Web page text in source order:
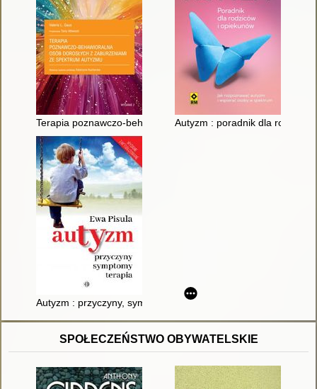
Terapia poznawczo-behawioralna osób dorosłych z
Autyzm : poradnik dla
Autyzm : przyczyny, symptomy, terapia
SPOŁECZEŃSTWO OBYWATELSKIE